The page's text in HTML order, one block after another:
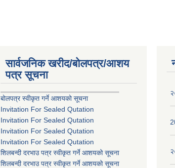
सार्वजनिक खरीद/बोलपत्र/आशय
पत्र सूचना
बोलपत्र स्वीकृत गर्ने आशयको सूचना
Invitation For Sealed Qutation
Invitation For Sealed Qutation
Invitation For Sealed Qutation
Invitation For Sealed Qutation
शिलबन्दी दरभाउ पत्र स्वीकृत गर्ने आशयको सूचना
शिलबन्दी दरभाउ पत्र स्वीकृत गर्ने आशयको सूचना